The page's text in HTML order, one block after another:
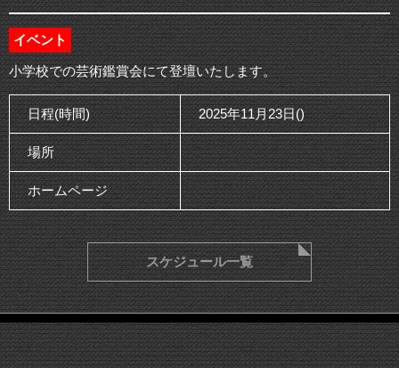
イベント
小学校での芸術鑑賞会にて登壇いたします。
日程(時間) 2025年11月23日()
場所
ホームページ
スケジュール一覧